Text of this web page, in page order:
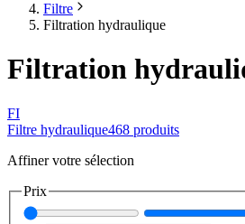
Filtre
Filtration hydraulique
Filtration
FI
Filtre hydraulique468 produits
Affiner votre sélection
Prix